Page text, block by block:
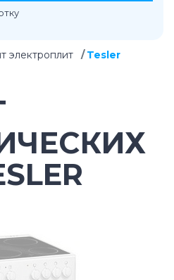
электроплит Tesler